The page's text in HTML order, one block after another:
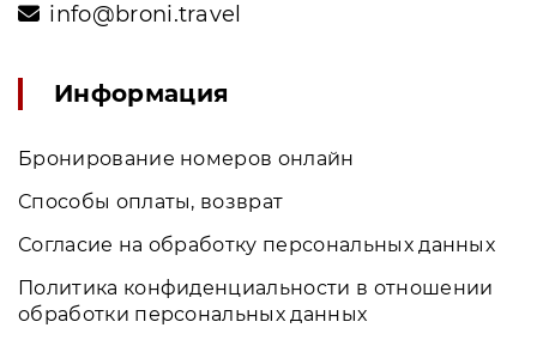
info@broni.travel
Информация
Бронирование номеров онлайн
Способы оплаты, возврат
Согласие на обработку персональных данных
Политика конфиденциальности в отношении
обработки персональных данных